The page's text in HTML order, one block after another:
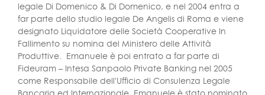
legale Di Domenico & Di Domenico, e nel 2004 entra a
far parte dello studio legale De Angelis di Roma e viene
designato Liquidatore delle Società Cooperative In
Fallimento su nomina del Ministero delle Attività
Produttive. Emanuele è poi entrato a far parte di
Fideuram – Intesa Sanpaolo Private Banking nel 2005
come Responsabile dell'Ufficio di Consulenza Legale
Bancaria ed Internazionale. Emanuele è stato nominato